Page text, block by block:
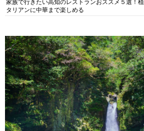
家族で行きたい高知のレストランおススメ５選！
タリアンに中華まで楽しめる